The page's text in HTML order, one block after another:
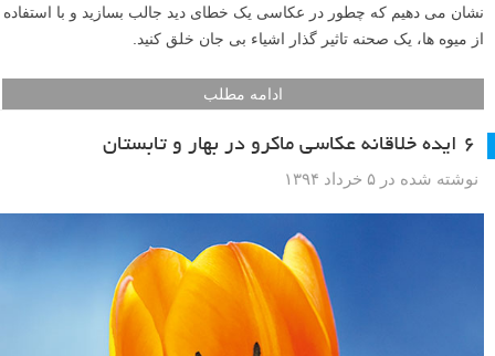
پشت صحنه آن را منتشر کنم. برای گرفتن این عکس ها نیاز به مقداری صبر
و حوصله است، من برای گرفتن بعضی از این عکس ها گاهاً ساعت ها وقت
گذاشته تا مکان خاص و نور مناسب را پیدا کردم. پس صبور باشید. امید دارم
این تصاویر مورد توجه و استفاده شما قرار گیرد.
ادامه مطلب
آموزش ایجاد خطای دید در عکاسی